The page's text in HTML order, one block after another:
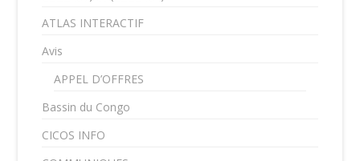
ATLAS INTERACTIF
Avis
APPEL D’OFFRES
Bassin du Congo
CICOS INFO